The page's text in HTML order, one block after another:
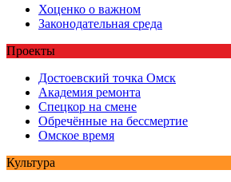
Хоценко о важном
Законодательная среда
Проекты
Достоевский точка Омск
Академия ремонта
Спецкор на смене
Обречённые на бессмертие
Омское время
Культура